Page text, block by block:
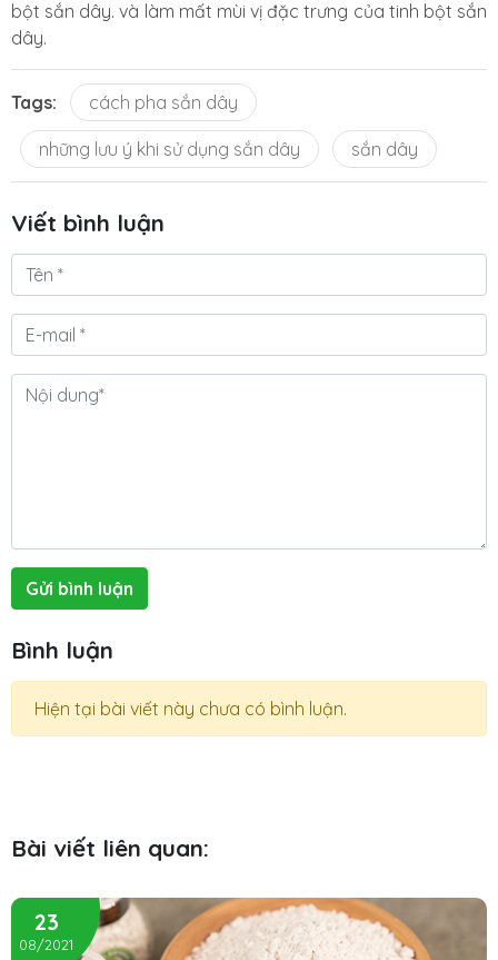
bột sắn dây. và làm mất mùi vị đặc trưng của tinh bột sắn
dây.
Tags: cách pha sắn dây
những lưu ý khi sử dụng sắn dây sắn dây
Viết bình luận
Gửi bình luận
Bình luận
Hiện tại bài viết này chưa có bình luận.
Bài viết liên quan:
23
08/2021